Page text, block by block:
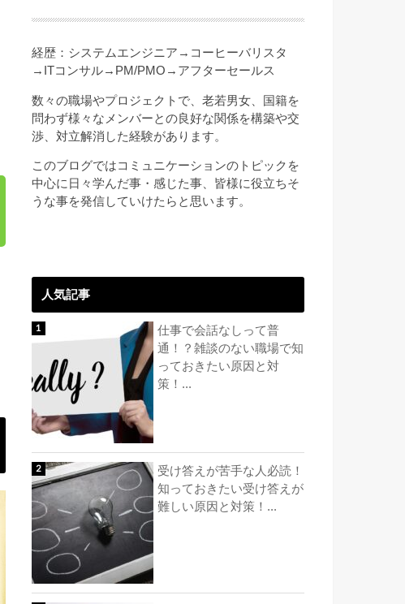
経歴：システムエンジニア→コーヒーバリスタ
→ITコンサル→PM/PMO→アフターセールス
数々の職場やプロジェクトで、老若男女、国籍を
問わず様々なメンバーとの良好な関係を構築や交
渉、対立解消した経験があります。
このブログではコミュニケーションのトピックを
中心に日々学んだ事・感じた事、皆様に役立ちそ
うな事を発信していけたらと思います。
人気記事
仕事で会話なしって普
通！？雑談のない職場で知
っておきたい原因と対
策！...
受け答えが苦手な人必読！
知っておきたい受け答えが
難しい原因と対策！...